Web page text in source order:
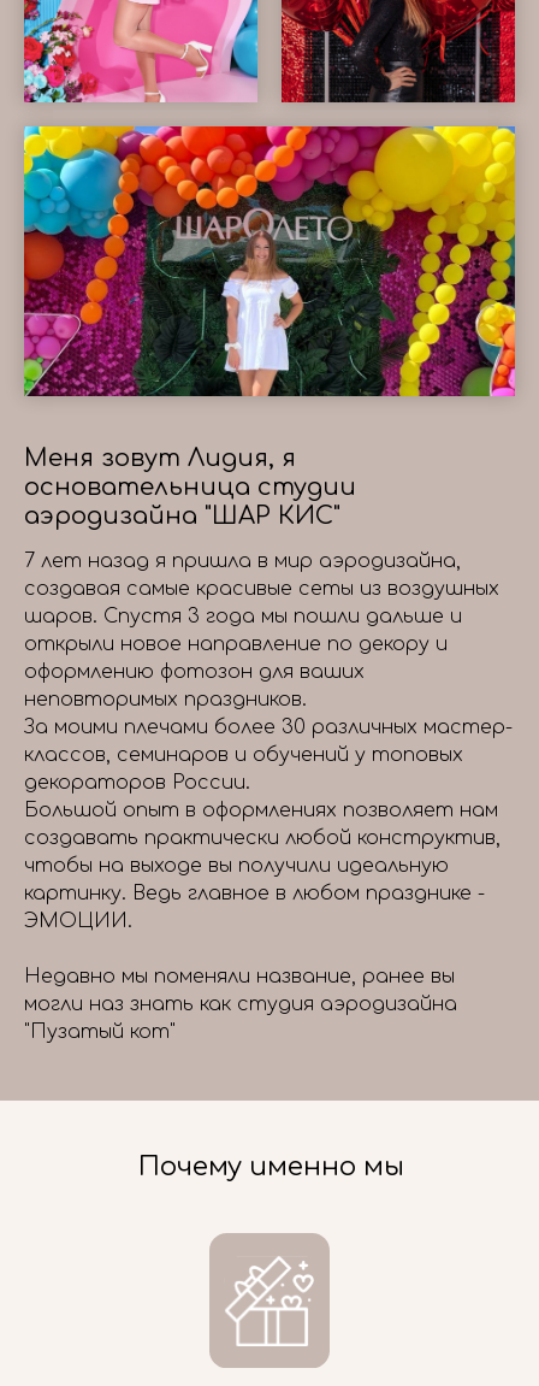
Меня зовут Лидия, я
основательница студии
аэродизайна "ШАР КИС"
7 лет назад я пришла в мир аэродизайна,
создавая самые красивые сеты из воздушных
шаров. Спустя 3 года мы пошли дальше и
открыли новое направление по декору и
оформлению фотозон для ваших
неповторимых праздников.
За моими плечами более 30 различных мастер-
классов, семинаров и обучений у топовых
декораторов России.
Большой опыт в оформлениях позволяет нам
создавать практически любой конструктив,
чтобы на выходе вы получили идеальную
картинку. Ведь главное в любом празднике -
ЭМОЦИИ.
Недавно мы поменяли название, ранее вы
могли наз знать как студия аэродизайна
"Пузатый кот"
Почему именно мы